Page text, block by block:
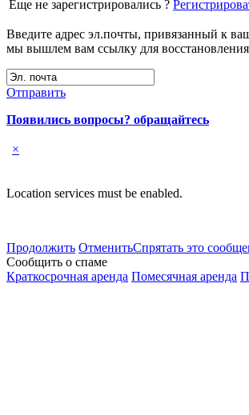
Еще не зарегистрировались ?
Введите адрес эл.почты, привязанный к
мы вышлем вам ссылку для
Отправить
Появились вопросы? обращайтесь
×
Location services must be enabled.
Продолжить ОтменитьСпрятать это
Сообщить о спаме
Краткосрочная аренда Помесячная аренда